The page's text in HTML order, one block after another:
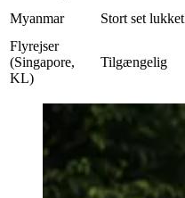
Myanmar Stort set lukket
Flyrejser
(Singapore,
KL)
Tilgængelig